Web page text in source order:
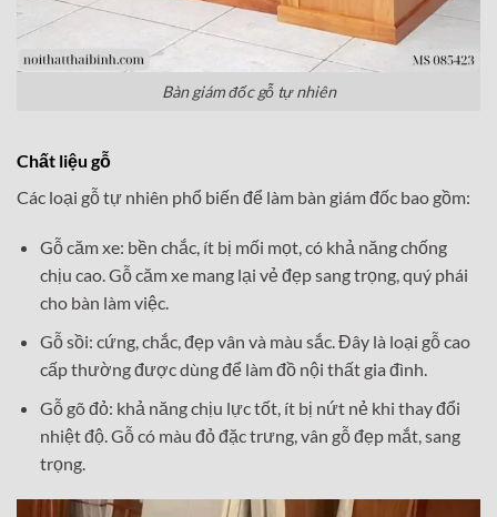
Bàn giám đốc gỗ tự nhiên
Chất liệu gỗ
Các loại gỗ tự nhiên phổ biến để làm bàn giám đốc bao gồm:
Gỗ căm xe: bền chắc, ít bị mối mọt, có khả năng chống
chịu cao. Gỗ căm xe mang lại vẻ đẹp sang trọng, quý phái
cho bàn làm việc.
Gỗ sồi: cứng, chắc, đẹp vân và màu sắc. Đây là loại gỗ cao
cấp thường được dùng để làm đồ nội thất gia đình.
Gỗ gõ đỏ: khả năng chịu lực tốt, ít bị nứt nẻ khi thay đổi
nhiệt độ. Gỗ có màu đỏ đặc trưng, vân gỗ đẹp mắt, sang
trọng.